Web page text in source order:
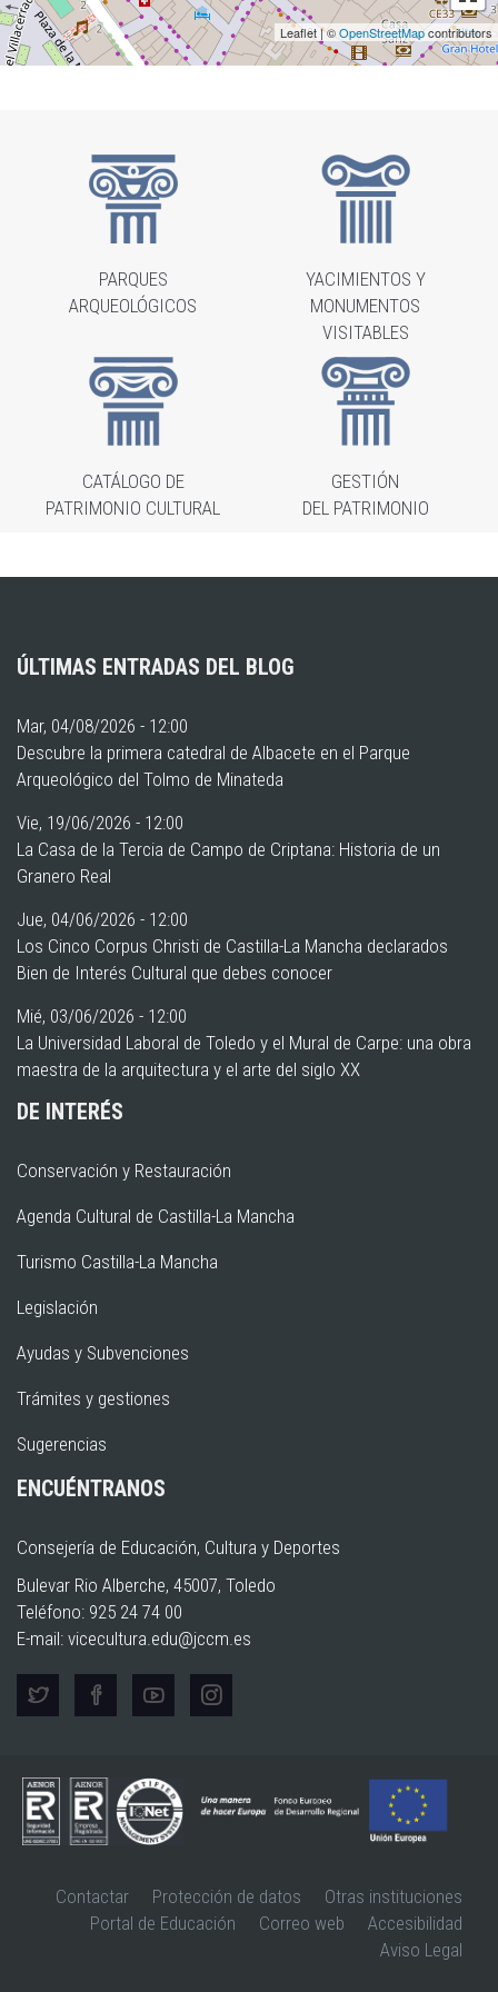
Leaflet | ©OpenStreetMapcontributors
PARQUES
ARQUEOLÓGICOS
YACIMIENTOS Y
MONUMENTOS
VISITABLES
CATÁLOGO DE
PATRIMONIO CULTURAL
GESTIÓN
DEL PATRIMONIO
ÚLTIMAS ENTRADAS DEL BLOG
Mar, 04/08/2026 - 12:00
Descubre la primera catedral de Albacete en el Parque
Arqueológico del Tolmo de Minateda
Vie, 19/06/2026 - 12:00
La Casa de la Tercia de Campo de Criptana: Historia de un
Granero Real
Jue, 04/06/2026 - 12:00
Los Cinco Corpus Christi de Castilla-La Mancha declarados
Bien de Interés Cultural que debes conocer
Mié, 03/06/2026 - 12:00
La Universidad Laboral de Toledo y el Mural de Carpe: una obra
maestra de la arquitectura y el arte del siglo XX
DE INTERÉS
Conservación y Restauración
Agenda Cultural de Castilla-La Mancha
Turismo Castilla-La Mancha
Legislación
Ayudas y Subvenciones
Trámites y gestiones
Sugerencias
ENCUÉNTRANOS
Consejería de Educación, Cultura y Deportes
Bulevar Rio Alberche, 45007, Toledo
Teléfono: 925 24 74 00
E-mail: vicecultura.edu@jccm.es
Contactar Protección de datos
Otras instituciones
Portal de Educación
Correo web
Accesibilidad
Aviso Legal